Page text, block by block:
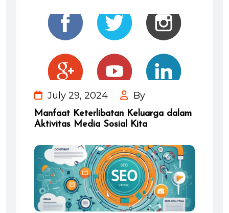
July 29, 2024 By
Manfaat Keterlibatan Keluarga dalam
Aktivitas Media Sosial Kita